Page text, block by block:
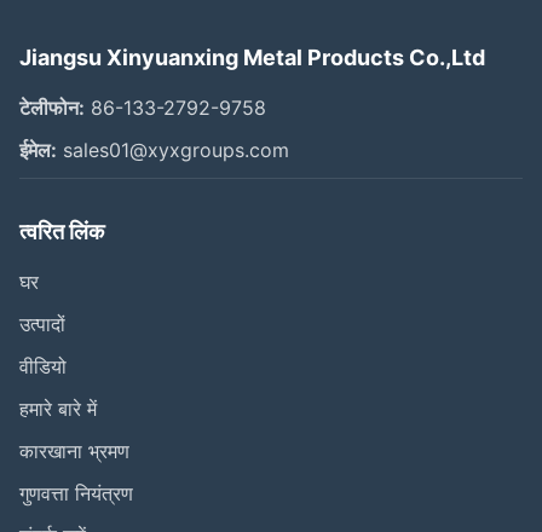
Jiangsu Xinyuanxing Metal Products Co.,Ltd
टेलीफोन: 86-133-2792-9758
ईमेल: sales01@xyxgroups.com
त्वरित लिंक
घर
उत्पादों
वीडियो
हमारे बारे में
कारखाना भ्रमण
गुणवत्ता नियंत्रण